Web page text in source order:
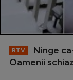
RTV
Ninge
Oamenii